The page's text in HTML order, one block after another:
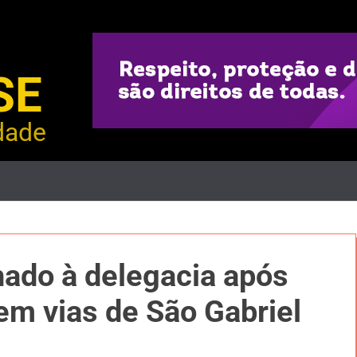
à delegacia após
vias de São Gabriel